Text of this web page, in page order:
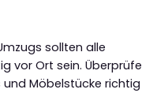
sollten alle
vor Ort sein. Überprüfe
Möbelstücke richtig